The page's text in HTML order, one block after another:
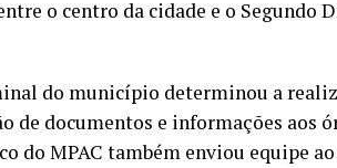
o centro da cidade e o Segundo
do município determinou a
de documentos e informações aos
do MPAC também enviou equipe